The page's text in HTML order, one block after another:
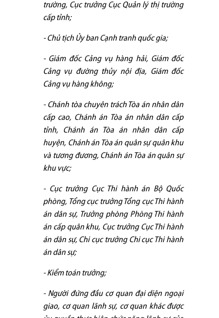
trường, Cục trưởng Cục Quản lý thị trường
cấp tỉnh;
- Chủ tịch Ủy ban Cạnh tranh quốc gia;
- Giám đốc Cảng vụ hàng hải, Giám đốc
Cảng vụ đường thủy nội địa, Giám đốc
Cảng vụ hàng không;
- Chánh tòa chuyên trách Tòa án nhân dân
cấp cao, Chánh án Tòa án nhân dân cấp
tỉnh, Chánh án Tòa án nhân dân cấp
huyện, Chánh án Tòa án quân sự quân khu
và tương đương, Chánh án Tòa án quân sự
khu vực;
- Cục trưởng Cục Thi hành án Bộ Quốc
phòng, Tổng cục trưởng Tổng cục Thi hành
án dân sự, Trưởng phòng Phòng Thi hành
án cấp quân khu, Cục trưởng Cục Thi hành
án dân sự, Chi cục trưởng Chi cục Thi hành
án dân sự;
- Kiểm toán trưởng;
- Người đứng đầu cơ quan đại diện ngoại
giao, cơ quan lãnh sự, cơ quan khác được